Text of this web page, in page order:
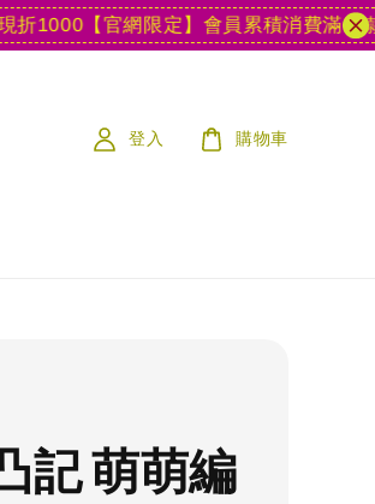
【官網限定】會員累積消費滿15款遊戲
登入 購物車
記 萌萌編